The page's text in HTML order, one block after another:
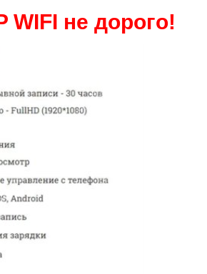
WIFI не дорого!